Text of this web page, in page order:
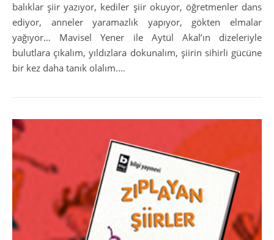
balıklar şiir yazıyor, kediler şiir okuyor, öğretmenler dans
ediyor, anneler yaramazlık yapıyor, gökten elmalar
yağıyor… Mavisel Yener ile Aytül Akal’ın dizeleriyle
bulutlara çıkalım, yıldızlara dokunalım, şiirin sihirli gücüne
bir kez daha tanık olalım.…